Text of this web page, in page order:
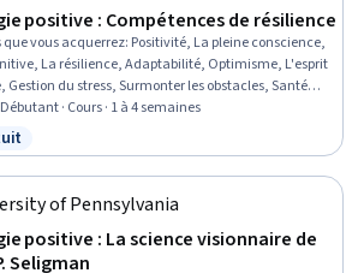
positive : Compétences de résilience
que vous acquerrez: Positivité, La pleine conscience,
La résilience, Adaptabilité, Optimisme, L'esprit
Gestion du stress, Surmonter les obstacles, Santé
Méditation et travail respiratoire,
autres, Le sang-froid, Conscience de soi, Attributs
de relations, Communication, Thérapie
· Cours · 1 à 4 semaines
gratuit
of Pennsylvania
positive : La science visionnaire de
Seligman